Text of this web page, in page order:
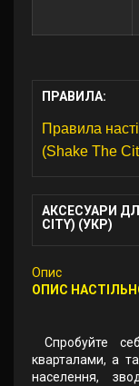
ПРАВИЛА:
Правила
(Shake The
АКСЕСУАРИ
CITY) (УКР)
Опис
ОПИС
Спробуйте
кварталами, а
населення,